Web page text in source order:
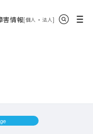
害情報[個人 ・ 法人新規ウィンドウ
]